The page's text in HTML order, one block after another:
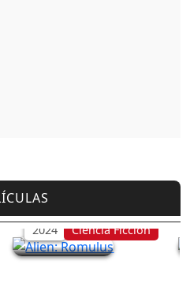
Alien: Romulus
2024 Ciencia Ficción